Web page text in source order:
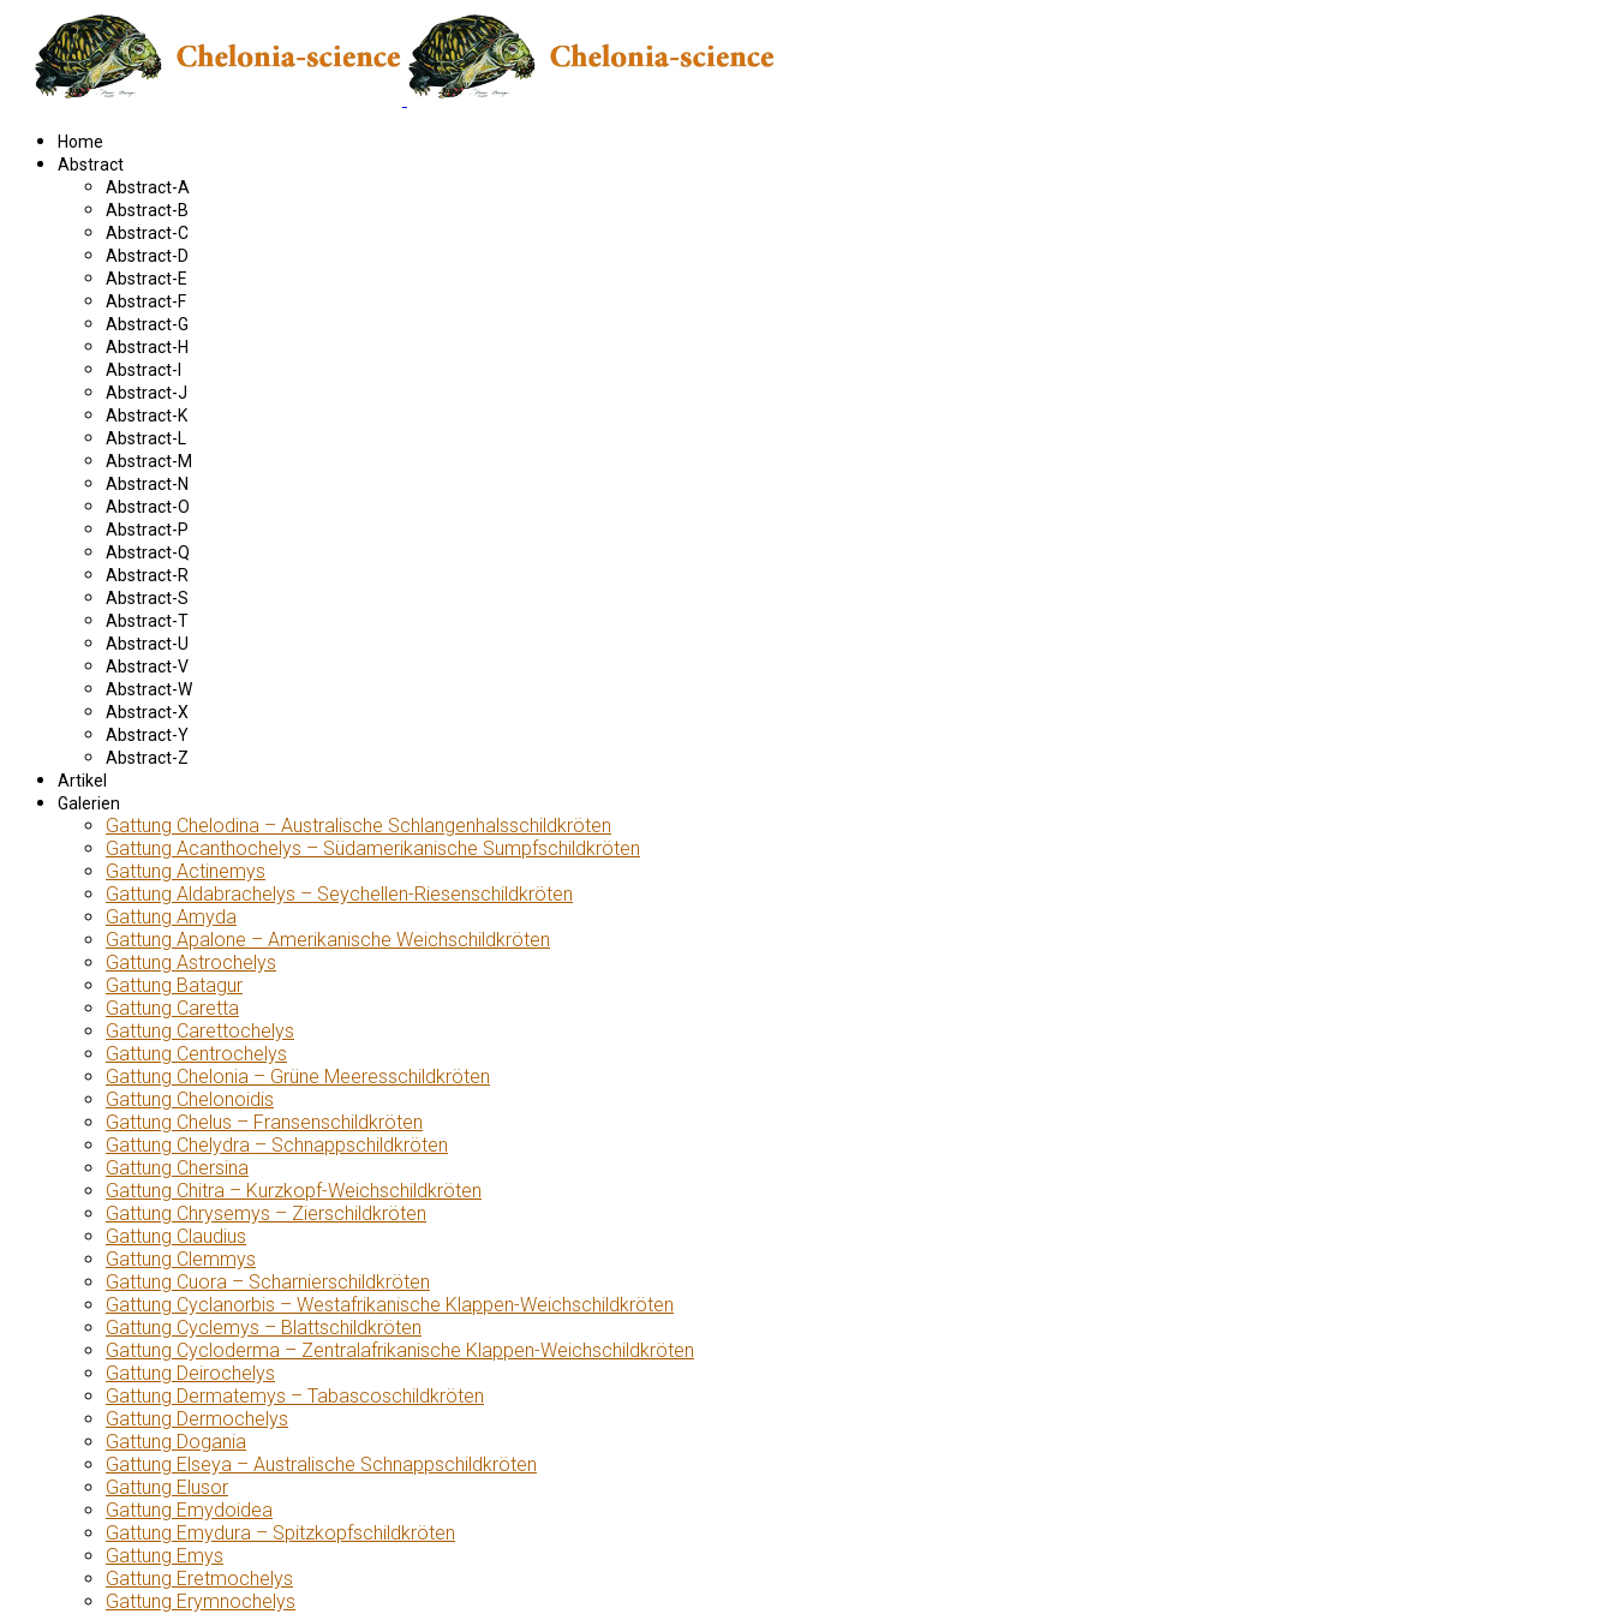
Home
Abstract
Abstract-A
Abstract-B
Abstract-C
Abstract-D
Abstract-E
Abstract-F
Abstract-G
Abstract-H
Abstract-I
Abstract-J
Abstract-K
Abstract-L
Abstract-M
Abstract-N
Abstract-O
Abstract-P
Abstract-Q
Abstract-R
Abstract-S
Abstract-T
Abstract-U
Abstract-V
Abstract-W
Abstract-X
Abstract-Y
Abstract-Z
Artikel
Galerien
Gattung Chelodina – Australische Schlangenhalsschildkröten
Gattung Acanthochelys – Südamerikanische Sumpfschildkröten
Gattung Actinemys
Gattung Aldabrachelys – Seychellen-Riesenschildkröten
Gattung Amyda
Gattung Apalone – Amerikanische Weichschildkröten
Gattung Astrochelys
Gattung Batagur
Gattung Caretta
Gattung Carettochelys
Gattung Centrochelys
Gattung Chelonia – Grüne Meeresschildkröten
Gattung Chelonoidis
Gattung Chelus – Fransenschildkröten
Gattung Chelydra – Schnappschildkröten
Gattung Chersina
Gattung Chitra – Kurzkopf-Weichschildkröten
Gattung Chrysemys – Zierschildkröten
Gattung Claudius
Gattung Clemmys
Gattung Cuora – Scharnierschildkröten
Gattung Cyclanorbis – Westafrikanische Klappen-Weichschildkröten
Gattung Cyclemys – Blattschildkröten
Gattung Cycloderma – Zentralafrikanische Klappen-Weichschildkröten
Gattung Deirochelys
Gattung Dermatemys – Tabascoschildkröten
Gattung Dermochelys
Gattung Dogania
Gattung Elseya – Australische Schnappschildkröten
Gattung Elusor
Gattung Emydoidea
Gattung Emydura – Spitzkopfschildkröten
Gattung Emys
Gattung Eretmochelys
Gattung Erymnochelys